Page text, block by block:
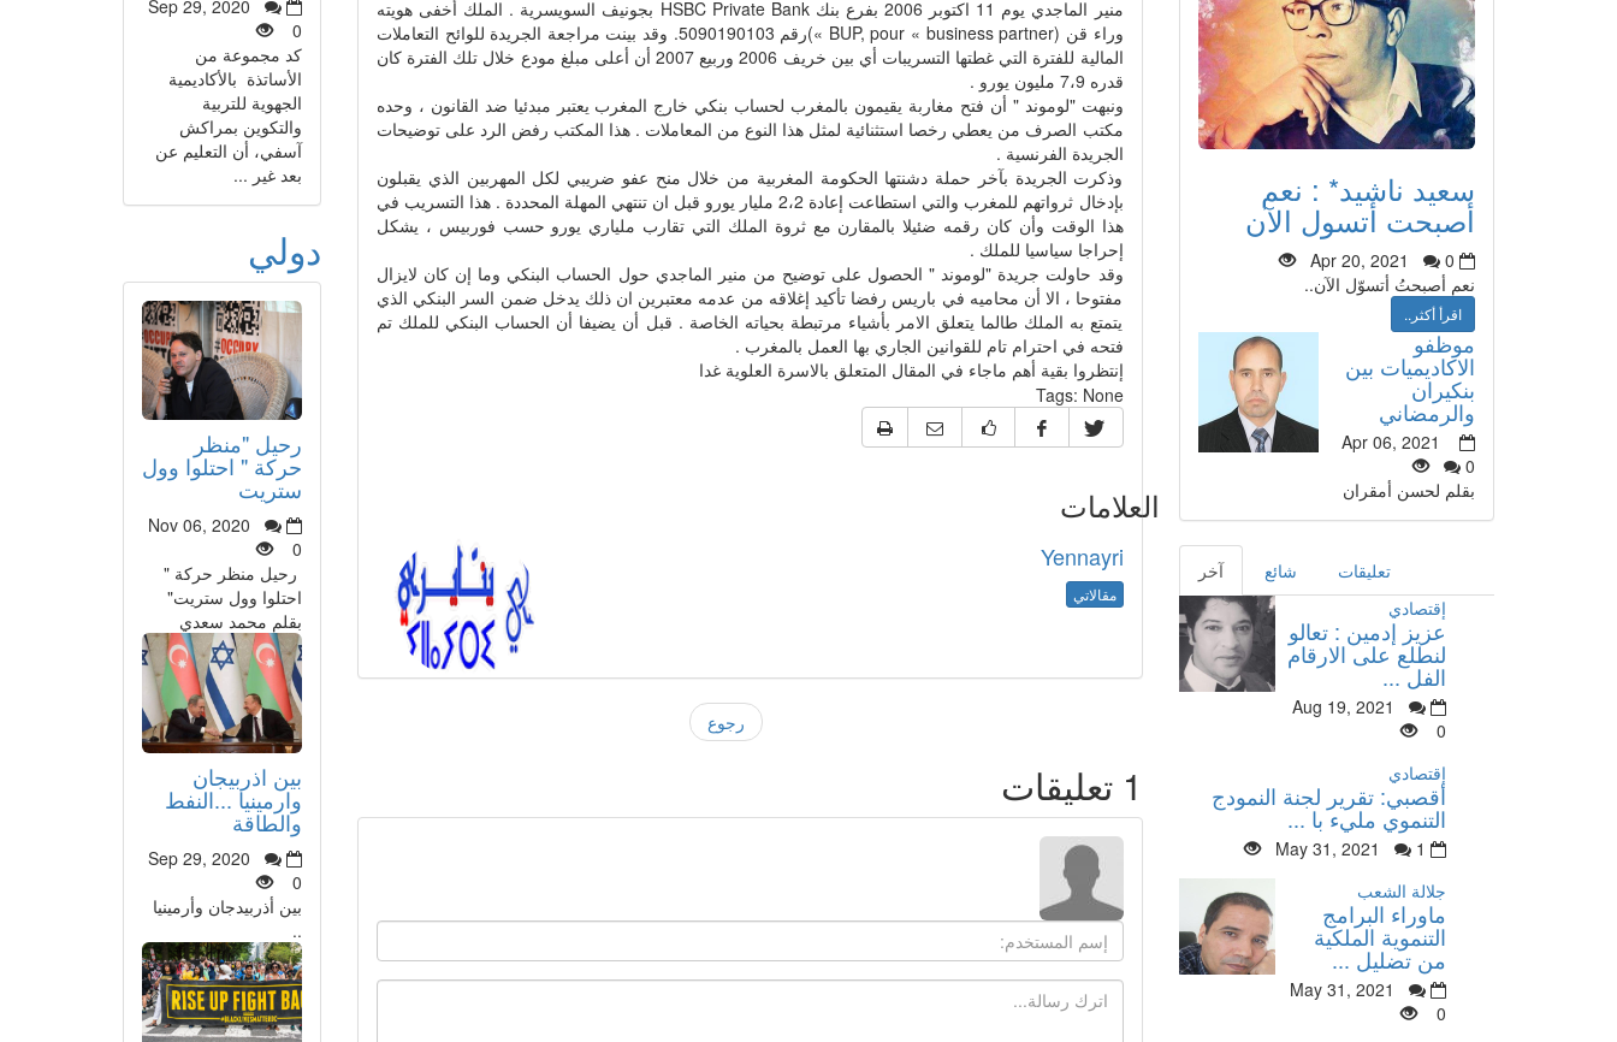
Sep 29, 2020
0
كد مجموعة من
الأساتذة بالأكاديمية
الجهوية للتربية
والتكوين بمراكش
آسفي، أن التعليم عن
بعد غير ...
دولي
رحيل "منظر
حركة " احتلوا وول
ستريت
Nov 06, 2020
0
رحيل منظر حركة "
احتلوا وول ستريت"
بقلم محمد سعدي
بين اذربيجان
وارمينيا ...النفط
والطاقة
Sep 29, 2020
0
بين أذربيدجان وأرمينيا
..
منير الماجدي يوم 11 اكتوبر 2006 بفرع بنك HSBC Private Bank بجونيف السويسرية . الملك أخفى هويته
وراء قن (BUP, pour « business partner »)رقم 5090190103. وقد بينت مراجعة الجريدة للوائح التعاملات
المالية للفترة التي غطتها التسريبات أي بين خريف 2006 وربيع 2007 أن أعلى مبلغ مودع خلال تلك الفترة كان
قدره 7،9 مليون يورو .
ونبهت "لوموند " أن فتح مغاربة يقيمون بالمغرب لحساب بنكي خارج المغرب يعتبر مبدئيا ضد القانون ، وحده
مكتب الصرف من يعطي رخصا استثنائية لمثل هذا النوع من المعاملات . هذا المكتب رفض الرد على توضيحات
الجريدة الفرنسية .
وذكرت الجريدة بآخر حملة دشنتها الحكومة المغربية من خلال منح عفو ضريبي لكل المهربين الذي يقبلون
بإدخال ثرواتهم للمغرب والتي استطاعت إعادة 2،2 مليار يورو قبل ان تنتهي المهلة المحددة . هذا التسريب في
هذا الوقت وأن كان رقمه ضئيلا بالمقارن مع ثروة الملك التي تقارب ملياري يورو حسب فوربيس ، يشكل
إحراجا سياسيا للملك .
وقد حاولت جريدة "لوموند " الحصول على توضيح من منير الماجدي حول الحساب البنكي وما إن كان لايزال
مفتوحا ، الا أن محاميه في باريس رفضا تأكيد إغلاقه من عدمه معتبرين ان ذلك يدخل ضمن السر البنكي الذي
يتمتع به الملك طالما يتعلق الامر بأشياء مرتبطة بحياته الخاصة . قبل أن يضيفا أن الحساب البنكي للملك تم
فتحه في احترام تام للقوانين الجاري بها العمل بالمغرب .
إنتظروا بقية أهم ماجاء في المقال المتعلق بالاسرة العلوية غدا
Tags: None
العلامات
Yennayri
مقالاتي
رجوع
1 تعليقات
سعيد ناشيد* : نعم
أصبحت أتسول الآن
Apr 20, 2021
0
نعم أصبحتُ أتسوّل الآن..
اقرأ أكثر..
موظفو
الاكاديميات بين
بنكيران
والرمضاني
Apr 06, 2021
0
بقلم لحسن أمقران
آخر شائع
تعليقات
إقتصادي
عزيز إدمين : تعالو
لنطلع على الارقام
الفل ...
Aug 19, 2021
0
إقتصادي
أقصبي: تقرير لجنة النمودج
التنموي مليء با ...
May 31, 2021
1
جلالة الشعب
ماوراء البرامج
التنموية الملكية
من تضليل ...
May 31, 2021
0